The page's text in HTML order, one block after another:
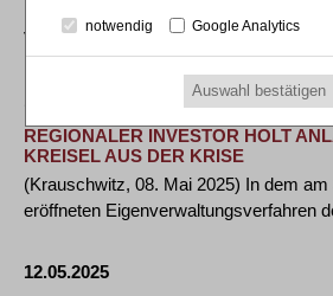
Vorfinanzierung des …
REGIONALER INVESTOR HOLT
KREISEL AUS DER KRISE
(Krauschwitz, 08. Mai 2025) In dem
eröffneten Eigenverwaltungsverfahren
12.05.2025
notwendig Google Analytics
Auswahl bestätigen